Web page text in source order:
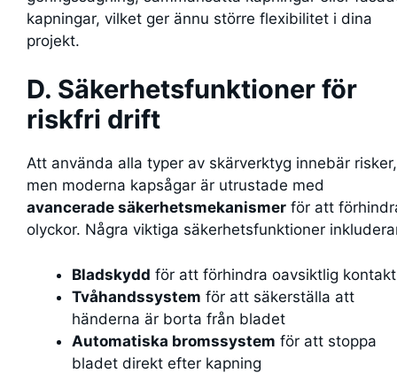
kapningar, vilket ger ännu större flexibilitet i dina
projekt.
D. Säkerhetsfunktioner för
riskfri drift
Att använda alla typer av skärverktyg innebär risker,
men moderna kapsågar är utrustade med
avancerade säkerhetsmekanismer för att
olyckor. Några viktiga säkerhetsfunktioner
Bladskydd för att förhindra oavsiktlig kontakt
Tvåhandssystem för att säkerställa att
händerna är borta från bladet
Automatiska bromssystem för att stoppa
bladet direkt efter kapning